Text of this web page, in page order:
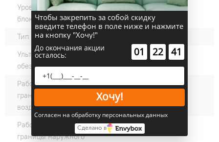
Уровень шума наружного
блока, дБ(А):
56
Тип компрессора:
Ультрафиолетовое
обеззараживание:
Рабочие температурные
границы наружного
воздуха (охлаждение) °C:
-15 +45
Рабочие температурные
границы наружного
-20 +24
Чтобы закрепить за собой скидку
введите телефон в поле ниже и нажмите
на кнопку "Хочу!"
До окончания акции
осталось: 01 22 41
Хочу!
Согласен на обработку персональных данных
Сделано в